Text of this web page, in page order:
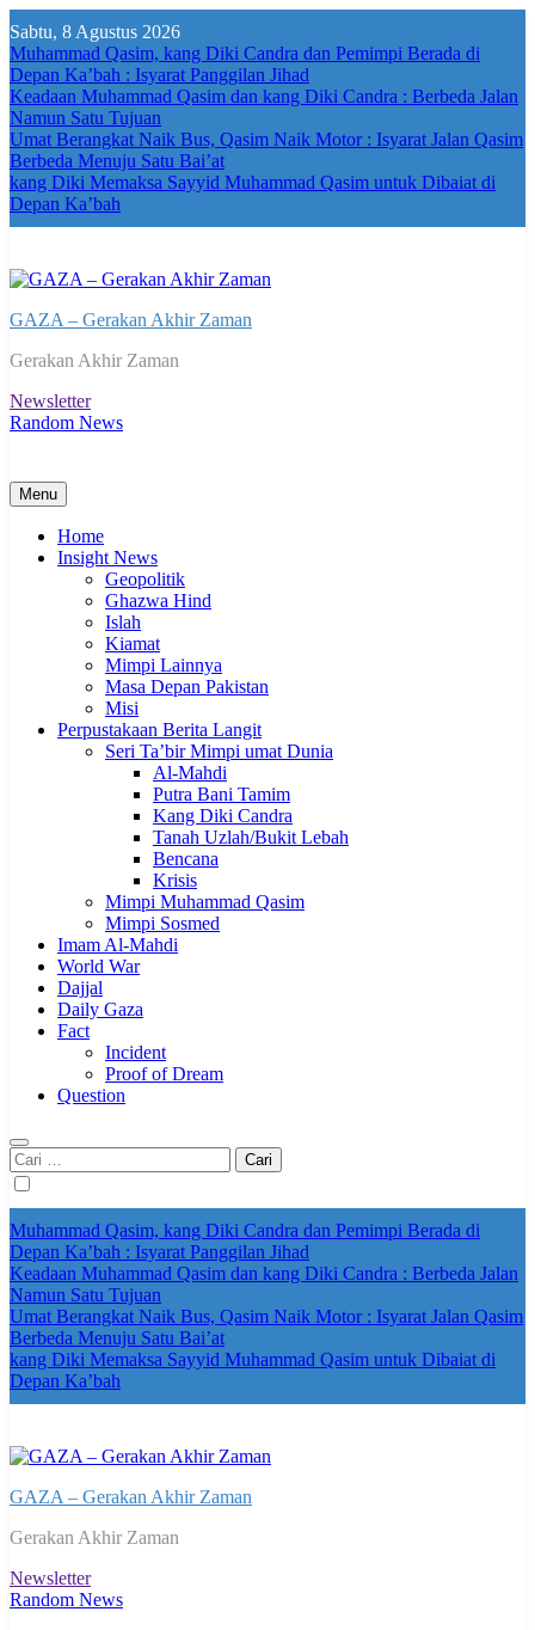
to
content
Sabtu, 8 Agustus 2026
Muhammad Qasim, kang Diki Candra dan Pemimpi Berada di
Depan Ka’bah : Isyarat Panggilan Jihad
Keadaan Muhammad Qasim dan kang Diki Candra : Berbeda Jalan
Namun Satu Tujuan
Umat Berangkat Naik Bus, Qasim Naik Motor : Isyarat Jalan Qasim
Berbeda Menuju Satu Bai’at
kang Diki Memaksa Sayyid Muhammad Qasim untuk Dibaiat di
Depan Ka’bah
GAZA – Gerakan Akhir Zaman
Gerakan Akhir Zaman
Newsletter
Random News
Menu
Home
Insight News
Geopolitik
Ghazwa Hind
Islah
Kiamat
Mimpi Lainnya
Masa Depan Pakistan
Misi
Perpustakaan Berita Langit
Seri Ta’bir Mimpi umat Dunia
Al-Mahdi
Putra Bani Tamim
Kang Diki Candra
Tanah Uzlah/Bukit Lebah
Bencana
Krisis
Mimpi Muhammad Qasim
Mimpi Sosmed
Imam Al-Mahdi
World War
Dajjal
Daily Gaza
Fact
Incident
Proof of Dream
Question
Cari
untuk:
Muhammad Qasim, kang Diki Candra dan Pemimpi Berada di
Depan Ka’bah : Isyarat Panggilan Jihad
Keadaan Muhammad Qasim dan kang Diki Candra : Berbeda Jalan
Namun Satu Tujuan
Umat Berangkat Naik Bus, Qasim Naik Motor : Isyarat Jalan Qasim
Berbeda Menuju Satu Bai’at
kang Diki Memaksa Sayyid Muhammad Qasim untuk Dibaiat di
Depan Ka’bah
GAZA – Gerakan Akhir Zaman
Gerakan Akhir Zaman
Newsletter
Random News